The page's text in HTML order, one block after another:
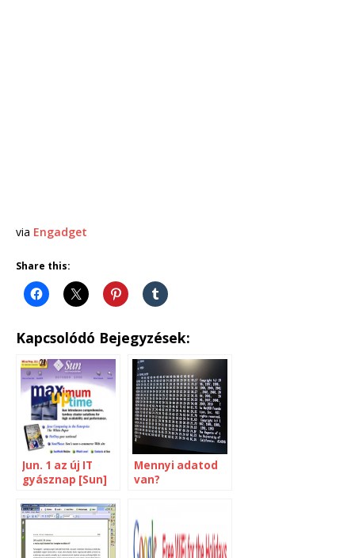
via Engadget
Share this:
Kapcsolódó Bejegyzések:
Jun. 1 az új IT
gyásznap [Sun]
Mennyi adatod
van?